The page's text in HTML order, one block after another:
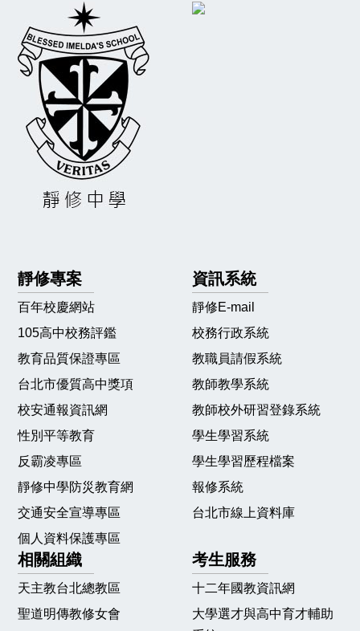
靜修專案
百年校慶網站
105高中校務評鑑
教育品質保證專區
台北市優質高中獎項
校安通報資訊網
性別平等教育
反霸凌專區
靜修中學防災教育網
交通安全宣導專區
個人資料保護專區
資訊系統
靜修E-mail
校務行政系統
教職員請假系統
教師教學系統
教師校外研習登錄系統
學生學習系統
學生學習歷程檔案
報修系統
台北市線上資料庫
相關組織
天主教台北總教區
聖道明傳教修女會
考生服務
十二年國教資訊網
大學選才與高中育才輔助